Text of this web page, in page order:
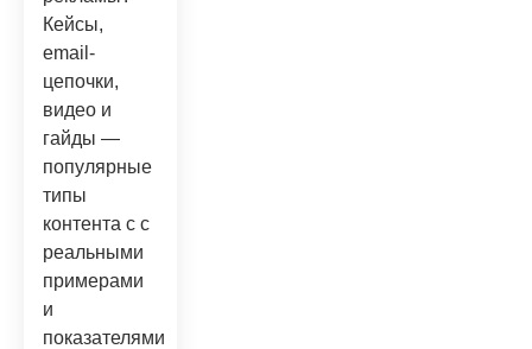
Кейсы,
email-
цепочки,
видео и
гайды —
популярные
типы
контента с с
реальными
примерами
и
показателями